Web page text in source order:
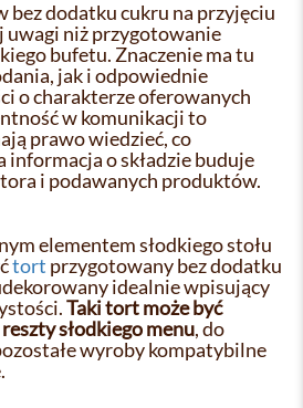
bez dodatku cukru na przyjęciu
uwagi niż przygotowanie
bufetu. Znaczenie ma tu
jak i odpowiednie
o charakterze oferowanych
w komunikacji to
prawo wiedzieć, co
informacja o składzie buduje
i podawanych produktów.
elementem słodkiego stołu
tort przygotowany bez dodatku
idealnie wpisujący
Taki tort może być
słodkiego menu, do
wyroby kompatybilne